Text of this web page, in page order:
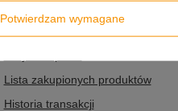
Lista zakupionych produktów
Historia transakcji
Potwierdzam wymagane